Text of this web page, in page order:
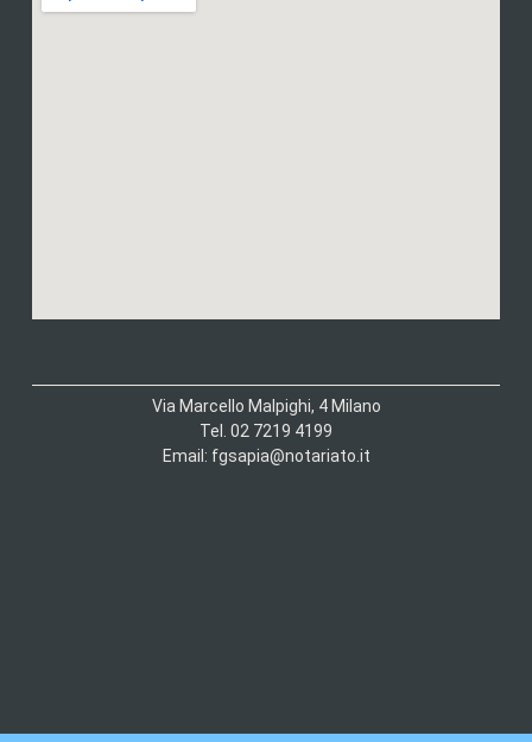
Via Marcello Malpighi, 4 Milano
Tel. 02 7219 4199
Email: fgsapia@notariato.it